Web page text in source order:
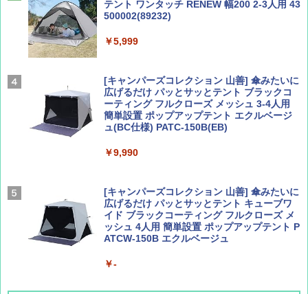
AIRLINE（エアライン）2026年9月号【特
集】ボーイング110周年を祝して！
￥1,760
ァキア 2026～2027 地球の歩き方A ヨーロッ
￥2,277
新しい日本地理 地図・統計・移動から読み
解く (講談社現代新書)
￥1,540
テント ワンタッチ RENEW 幅200 2-3人用 43
500002(89232)
￥5,999
[キャンパーズコレクション 山善] 傘みたいに
広げるだけ パッとサッとテント ブラックコ
ーティング フルクローズ メッシュ 3-4人用
簡単設置 ポップアップテント エクルベージ
ュ(BC仕様) PATC-150B(EB)
￥9,990
[キャンパーズコレクション 山善] 傘みたいに
広げるだけ パッとサッとテント キューブワ
イド ブラックコーティング フルクローズ メ
ッシュ 4人用 簡単設置 ポップアップテント P
ATCW-150B エクルベージュ
￥-